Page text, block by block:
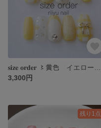
3,300円
残り1点